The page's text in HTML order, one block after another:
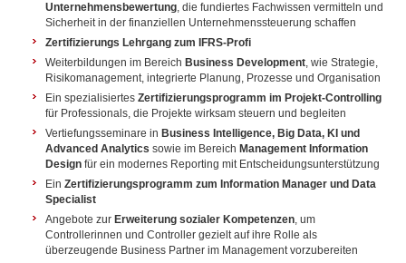
Unternehmensbewertung, die fundiertes Fachwissen vermitteln und
Sicherheit in der finanziellen Unternehmenssteuerung schaffen
Zertifizierungs Lehrgang zum IFRS-Profi
Weiterbildungen im Bereich Business Development, wie Strategie,
Risikomanagement, integrierte Planung, Prozesse und Organisation
Ein spezialisiertes Zertifizierungsprogramm im Projekt-Controlling
für Professionals, die Projekte wirksam steuern und begleiten
Vertiefungsseminare in Business Intelligence, Big Data, KI und
Advanced Analytics sowie im Bereich Management Information
Design für ein modernes Reporting mit Entscheidungsunterstützung
Ein Zertifizierungsprogramm zum Information Manager und Data
Specialist
Angebote zur Erweiterung sozialer Kompetenzen, um
Controllerinnen und Controller gezielt auf ihre Rolle als
überzeugende Business Partner im Management vorzubereiten